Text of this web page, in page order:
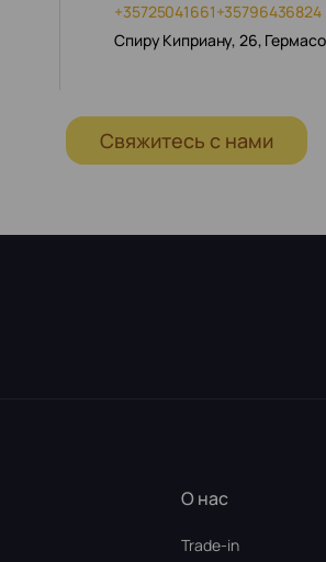
+35725041661+35796436824
Спиру Киприану, 26,
Свяжитесь с нами
О нас
Trade-in